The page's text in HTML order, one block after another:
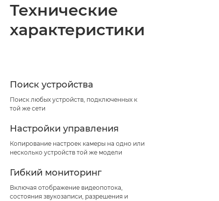
Технические
характеристики
Поиск устройства
Поиск любых устройств, подключенных к
той же сети
Настройки управления
Копирование настроек камеры на одно или
несколько устройств той же модели
Гибкий мониторинг
Включая отображение видеопотока,
состояния звукозаписи, разрешения и